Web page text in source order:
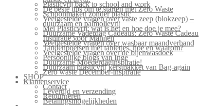
Plasticvrij back to school and work
De beste tips om te starten met Zero Waste
Schoonmaken zonder plastic
Veelgestelde vragen over vaste zeep (blokzeep) –
duurzaam en palmolievrij
Mei Plasticvrij: wat is het en hoe doe je mee?
Duurzame Vaderdag Cadeaus: Zero Waste Cadeau
Inspiratie voor Mannen
Veelgestelde vragen over wasbaar maandverband
Tandenpoetsen met tabletjes, hoe en waarom?
Veelgestelde vragen over de bijenwasdoek
Persoonlijke blogs van Inge
Duurzame Moederdaginspiratie!
Duurzaam plasticvrij kerstpakket van Bag-again
Zero waste December-inspiratie
SHOP
Klantenservice
Contact
Levertijd en verzending
Retourneren
Betalingsmogelijkheden